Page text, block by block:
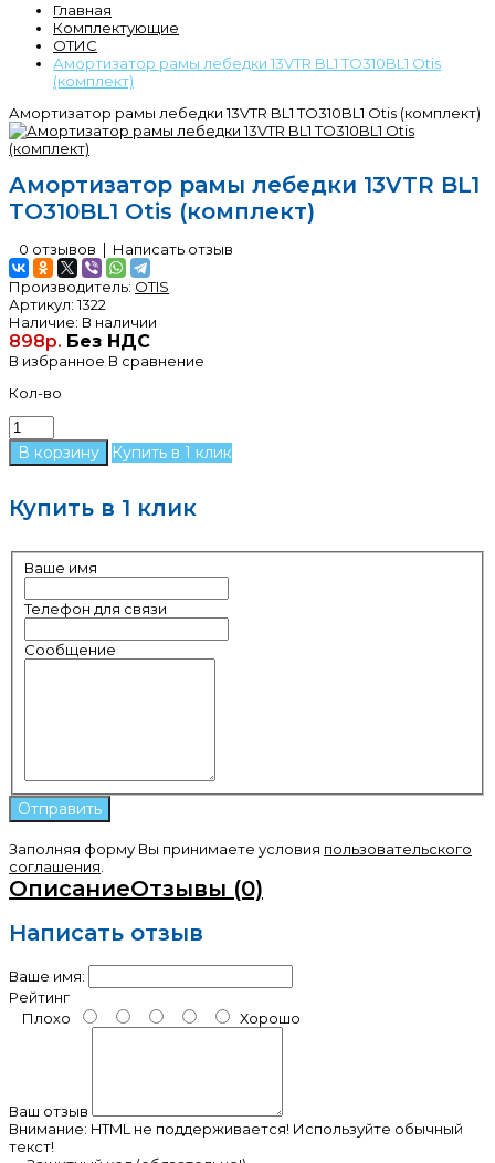
Главная
Комплектующие
ОТИС
Амортизатор рамы лебедки 13VTR BL1 TO310BL1 Otis
(комплект)
Амортизатор рамы лебедки 13VTR BL1 TO310BL1 Otis (комплект)
Амортизатор рамы лебедки 13VTR BL1
TO310BL1 Otis (комплект)
0 отзывов | Написать отзыв
Производитель: OTIS
Артикул:1322
Наличие: В наличии
898р. Без НДС
В избранное В сравнение
Кол-во
Купить в 1 клик
Купить в 1 клик
Ваше имя
Телефон для связи
Сообщение
Заполняя форму Вы принимаете условия пользовательского
соглашения
ОписаниеОтзывы (0)
Написать отзыв
Ваше имя:
Рейтинг
Плохо
Хорошо
Ваш отзыв
Внимание: HTML не поддерживается! Используйте обычный
текст!